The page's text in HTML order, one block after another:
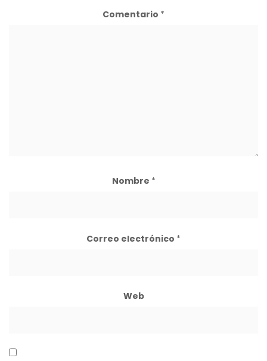
Comentario *
Nombre *
Correo electrónico *
Web